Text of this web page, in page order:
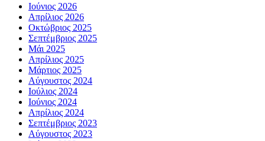
Ιούνιος 2026
Απρίλιος 2026
Οκτώβριος 2025
Σεπτέμβριος 2025
Μάι 2025
Απρίλιος 2025
Μάρτιος 2025
Αύγουστος 2024
Ιούλιος 2024
Ιούνιος 2024
Απρίλιος 2024
Σεπτέμβριος 2023
Αύγουστος 2023